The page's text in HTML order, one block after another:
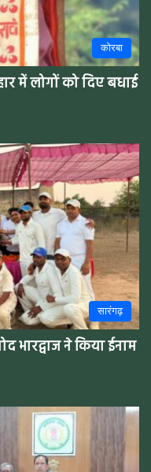
कोरबा
में लोगों को दिए बधाई
सारंगढ़
भारद्वाज ने किया ईनाम